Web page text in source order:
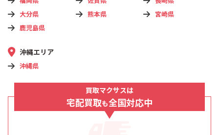
大分県
熊本県
宮崎県
鹿児島県
沖縄エリア
沖縄県
買取マクサスは
宅配買取も全国対応中